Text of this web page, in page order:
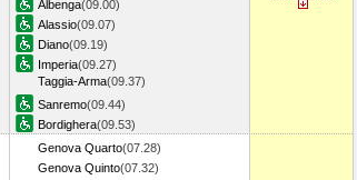
Albenga(09.00)
Alassio(09.07)
Diano(09.19)
Imperia(09.27)
Taggia-Arma(09.37)
Sanremo(09.44)
Bordighera(09.53)
Genova Quarto(07.28)
Genova Quinto(07.32)